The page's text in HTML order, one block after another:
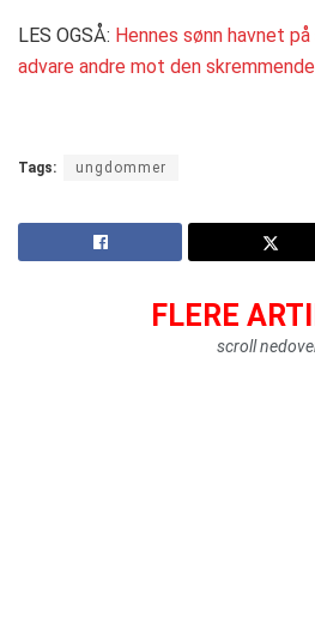
LES OGSÅ: Hennes sønn havnet
advare andre mot den
Tags: ungdommer
FLERE
scroll